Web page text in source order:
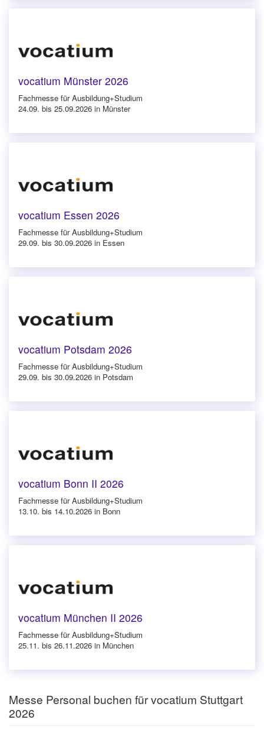
vocatium Münster 2026
Fachmesse für Ausbildung+Studium
24.09. bis 25.09.2026 in Münster
vocatium Essen 2026
Fachmesse für Ausbildung+Studium
29.09. bis 30.09.2026 in Essen
vocatium Potsdam 2026
Fachmesse für Ausbildung+Studium
29.09. bis 30.09.2026 in Potsdam
vocatium Bonn II 2026
Fachmesse für Ausbildung+Studium
13.10. bis 14.10.2026 in Bonn
vocatium München II 2026
Fachmesse für Ausbildung+Studium
25.11. bis 26.11.2026 in München
Messe Personal buchen für vocatium Stuttgart
2026